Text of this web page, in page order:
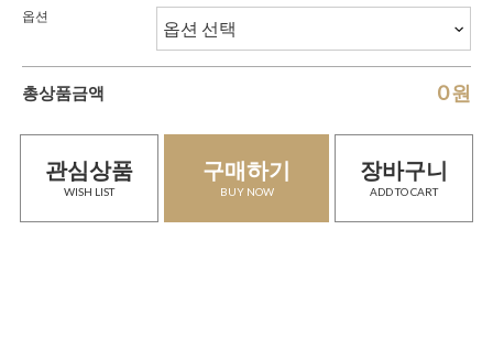
옵션
총상품금액 0원
관심상품
WISH LIST
구매하기
BUY NOW
장바구니
ADD TO CART